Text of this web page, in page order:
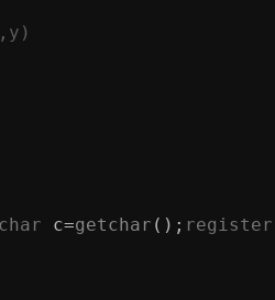
char c=getchar (); register